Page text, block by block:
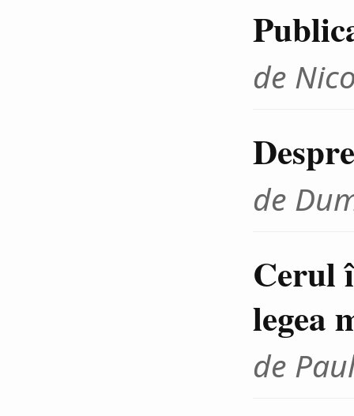
de
de
Cerul
legea
de